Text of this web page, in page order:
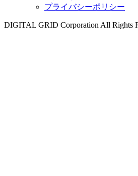
プライバシーポリシー
DIGITAL GRID Corporation All Rights